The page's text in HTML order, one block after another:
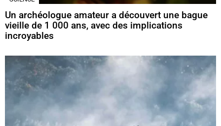
Un archéologue amateur a découvert une bague
vieille de 1 000 ans, avec des implications
incroyables